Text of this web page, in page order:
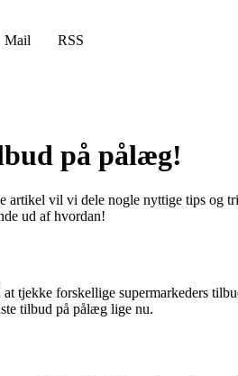
Mail RSS
på pålæg!
vil vi dele nogle nyttige tips og
ud af hvordan!
tjekke forskellige supermarkeders
tilbud på pålæg lige nu.